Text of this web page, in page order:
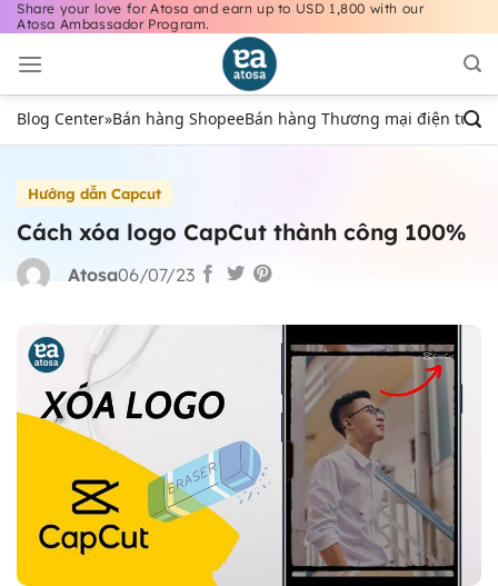
Bỏ
nội
dung
Share your love for Atosa and earn up to USD 1,800 with our
Atosa Ambassador Program.
Blog Center»Bán hàng ShopeeBán hàng Thương mại điện tử
Hướng dẫn Capcut
Cách xóa logo CapCut thành công 100%
Atosa06/07/23